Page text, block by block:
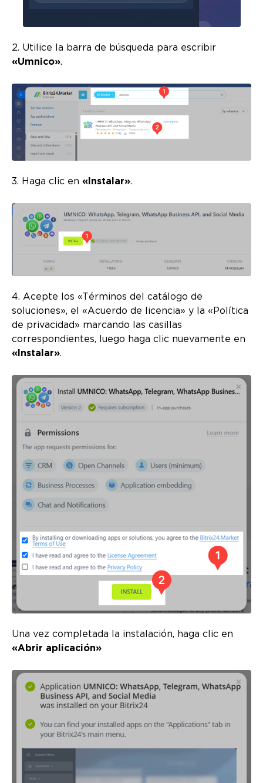
2. Utilice la barra de búsqueda para escribir
«Umnico».
3. Haga clic en «Instalar».
4. Acepte los «Términos del catálogo de
soluciones», el «Acuerdo de licencia» y la «Política
de privacidad» marcando las casillas
correspondientes, luego haga clic nuevamente en
«Instalar».
Una vez completada la instalación, haga clic en
«Abrir aplicación»